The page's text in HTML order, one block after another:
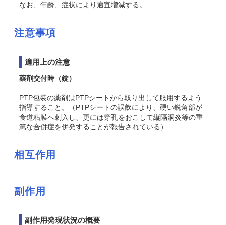
なお、年齢、症状により適宜増減する。
注意事項
適用上の注意
薬剤交付時（錠）
PTP包装の薬剤はPTPシートから取り出して服用するよう
指導すること。（PTPシートの誤飲により、硬い鋭角部が
食道粘膜へ刺入し、更には穿孔をおこして縦隔洞炎等の重
篤な合併症を併発することが報告されている）
相互作用
副作用
副作用発現状況の概要